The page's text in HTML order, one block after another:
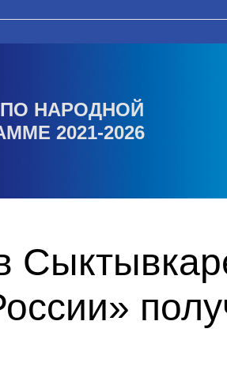
НАРОДНОЙ
2021-2026